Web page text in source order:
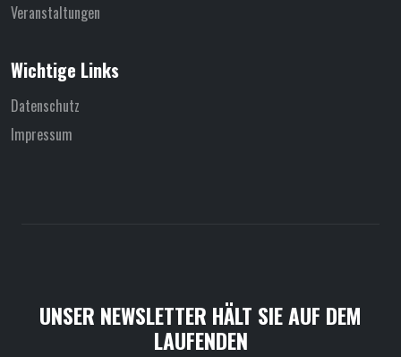
Veranstaltungen
Wichtige Links
Datenschutz
Impressum
UNSER NEWSLETTER HÄLT SIE AUF DEM
LAUFENDEN